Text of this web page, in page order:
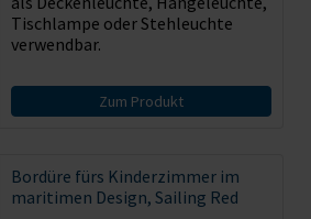
Tischlampe oder Stehleuchte
verwendbar.
Zum Produkt
Bordüre fürs Kinderzimmer im
maritimen Design, Sailing Red